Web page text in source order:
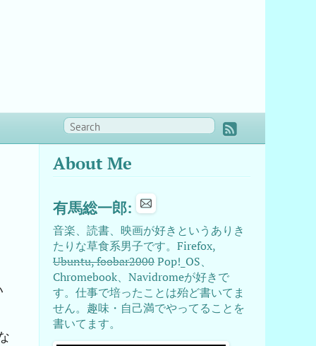
About Me
有馬総一郎:
音楽、読書、映画が好きというありき
たりな草食系男子です。Firefox,
Ubuntu, foobar2000Pop!_OS、
Chromebook、Navidromeが好きで
す。仕事で培ったことは殆ど書いてま
せん。趣味・自己満でやってることを
書いてます。